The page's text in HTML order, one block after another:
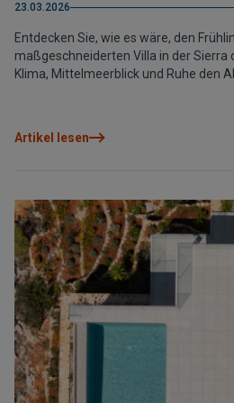
23.03.2026
Entdecken Sie, wie es wäre, den
maßgeschneiderten Villa in der Sierra
Klima, Mittelmeerblick und Ruhe den
Artikel lesen